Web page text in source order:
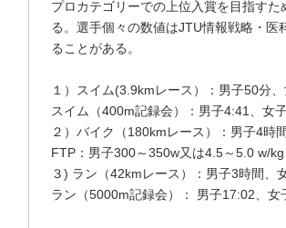
プロカテゴリーでの上位入賞を目指す
る。選手個々の数値はJTU情報戦略・
ることがある。
１）スイム(3.9kmレース）：男子50分
スイム（400m記録会）：男子4:41、女
２）バイク（180kmレース）：男子4時
FTP：男子300～350w又は4.5～5.0 w/
３) ラン（42kmレース）：男子3時間、
ラン（5000m記録会）： 男子17:02、女